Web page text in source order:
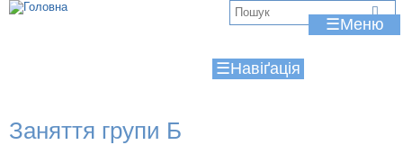
Jump to navigation
☰
☰
Заняття групи Б